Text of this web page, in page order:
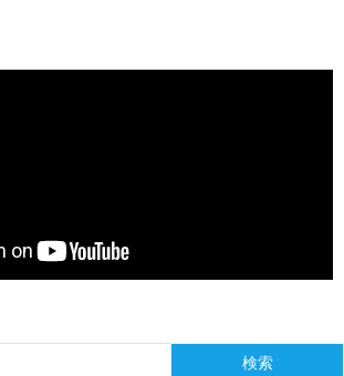
検索